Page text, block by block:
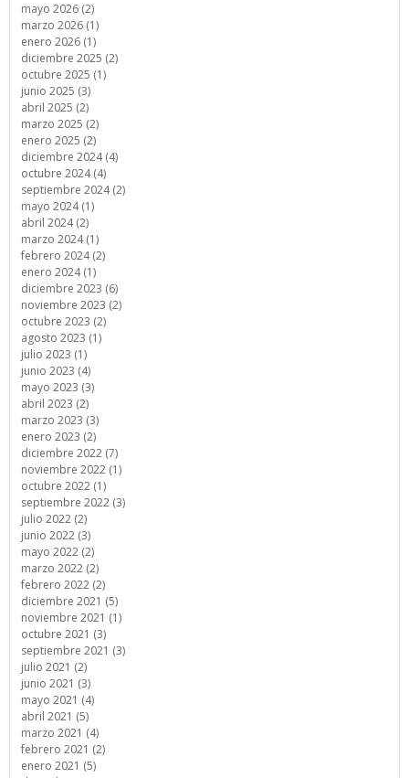
mayo 2026 (2)
marzo 2026 (1)
enero 2026 (1)
diciembre 2025 (2)
octubre 2025 (1)
junio 2025 (3)
abril 2025 (2)
marzo 2025 (2)
enero 2025 (2)
diciembre 2024 (4)
octubre 2024 (4)
septiembre 2024 (2)
mayo 2024 (1)
abril 2024 (2)
marzo 2024 (1)
febrero 2024 (2)
enero 2024 (1)
diciembre 2023 (6)
noviembre 2023 (2)
octubre 2023 (2)
agosto 2023 (1)
julio 2023 (1)
junio 2023 (4)
mayo 2023 (3)
abril 2023 (2)
marzo 2023 (3)
enero 2023 (2)
diciembre 2022 (7)
noviembre 2022 (1)
octubre 2022 (1)
septiembre 2022 (3)
julio 2022 (2)
junio 2022 (3)
mayo 2022 (2)
marzo 2022 (2)
febrero 2022 (2)
diciembre 2021 (5)
noviembre 2021 (1)
octubre 2021 (3)
septiembre 2021 (3)
julio 2021 (2)
junio 2021 (3)
mayo 2021 (4)
abril 2021 (5)
marzo 2021 (4)
febrero 2021 (2)
enero 2021 (5)